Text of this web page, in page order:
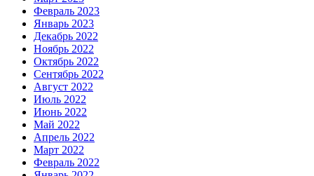
Февраль 2023
Январь 2023
Декабрь 2022
Ноябрь 2022
Октябрь 2022
Сентябрь 2022
Август 2022
Июль 2022
Июнь 2022
Май 2022
Апрель 2022
Март 2022
Февраль 2022